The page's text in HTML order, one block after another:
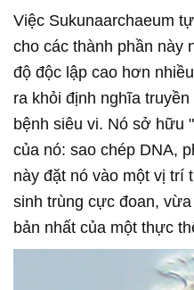
Việc Sukunaarchaeum
cho các thành phần này
độ độc lập cao hơn
ra khỏi định nghĩa
bệnh siêu vi. Nó sở hữu
của nó: sao chép DNA,
này đặt nó vào một vị trí
sinh trùng cực đoan,
bản nhất của một thực